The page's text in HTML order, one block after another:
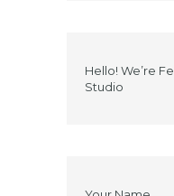
Hello! We’re
Studio